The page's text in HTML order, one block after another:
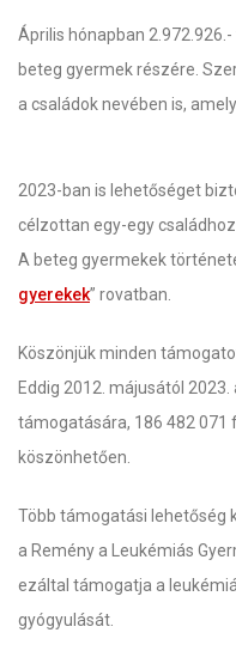
Április hónapban
beteg gyermek részére.
a családok nevében is,
2023-ban is lehetőséget
célzottan egy-egy
A beteg gyermekek
gyerekek” rovatban.
Köszönjük minden
Eddig 2012. májusától
támogatására, 186 482
köszönhetően.
Több támogatási lehetőség
a Remény a Leukémiás
ezáltal támogatja a
gyógyulását.